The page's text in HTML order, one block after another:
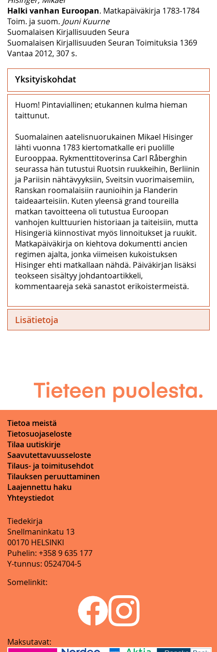
Halki vanhan Euroopan. Matkapäiväkirja 1783‒1784
Toim. ja suom. Jouni Kuurne
Suomalaisen Kirjallisuuden Seura
Suomalaisen Kirjallisuuden Seuran Toimituksia 1369
Vantaa 2012, 307 s.
Yksityiskohdat
Huom! Pintaviallinen; etukannen kulma hieman
taittunut.
Suomalainen aatelisnuorukainen Mikael Hisinger
lähti vuonna 1783 kiertomatkalle eri puolille
Eurooppaa. Rykmenttitoverinsa Carl Råberghin
seurassa hän tutustui Ruotsin ruukkeihin, Berliinin
ja Pariisin nähtävyyksiin, Sveitsin vuorimaisemiin,
Ranskan roomalaisiin raunioihin ja Flanderin
taideaarteisiin. Kuten yleensä grand toureilla
matkan tavoitteena oli tutustua Euroopan
vanhojen kulttuurien historiaan ja taiteisiin, mutta
Hisingeriä kiinnostivat myös linnoitukset ja ruukit.
Matkapäiväkirja on kiehtova dokumentti ancien
regimen ajalta, jonka viimeisen kukoistuksen
Hisinger ehti matkallaan nähdä. Päiväkirjan lisäksi
teokseen sisältyy johdantoartikkeli,
kommentaareja sekä sanastot erikoistermeistä.
Lisätietoja
Tietoa meistä
Tietosuojaseloste
Tilaa uutiskirje
Saavutettavuusseloste
Tilaus- ja toimitusehdot
Tilauksen peruuttaminen
Laajennettu haku
Yhteystiedot
Tiedekirja
Snellmaninkatu 13
00170 HELSINKI
Puhelin: +358 9 635 177
Y-tunnus: 0524704-5
Somelinkit:
Maksutavat: